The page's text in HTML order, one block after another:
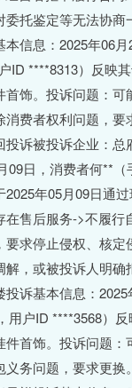
托鉴定等无法协商
信息：2025年06
ID ****8313）反映
首饰。投诉问题：可
费者权利问题，要
诉被投诉企业：总
09日，消费者何**（
2025年05月09日通
在售后服务->不履行
要求停止侵权、核定
，或被投诉人明确
诉基本信息：
用户ID ****3568）
件首饰。投诉问题：
务问题，要求更换